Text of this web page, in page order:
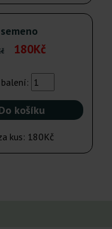
180Kč
košíku
kus: 180Kč